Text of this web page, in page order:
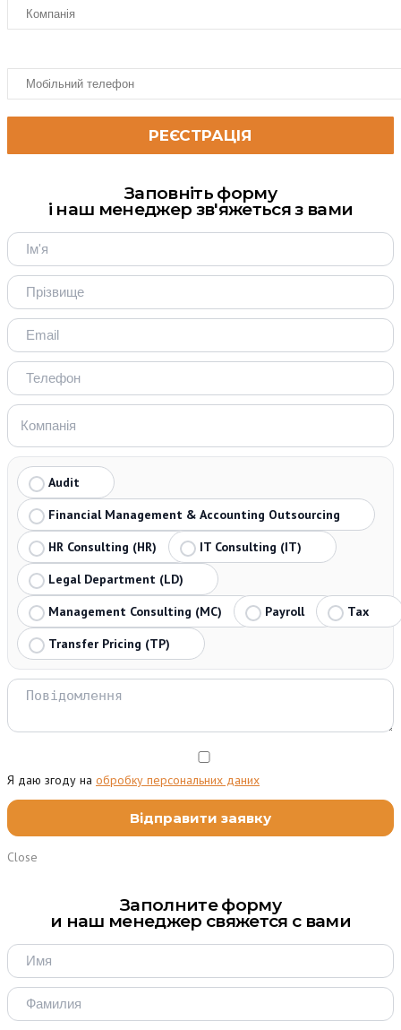
Заповніть форму
і наш менеджер зв'яжеться з вами
Audit
Financial Management & Accounting Outsourcing
HR Consulting (HR)
IT Consulting (IT)
Legal Department (LD)
Management Consulting (MC)
Payroll
Tax
Transfer Pricing (TP)
Я даю згоду на обробку персональних даних
Close
Заполните форму
и наш менеджер свяжется с вами